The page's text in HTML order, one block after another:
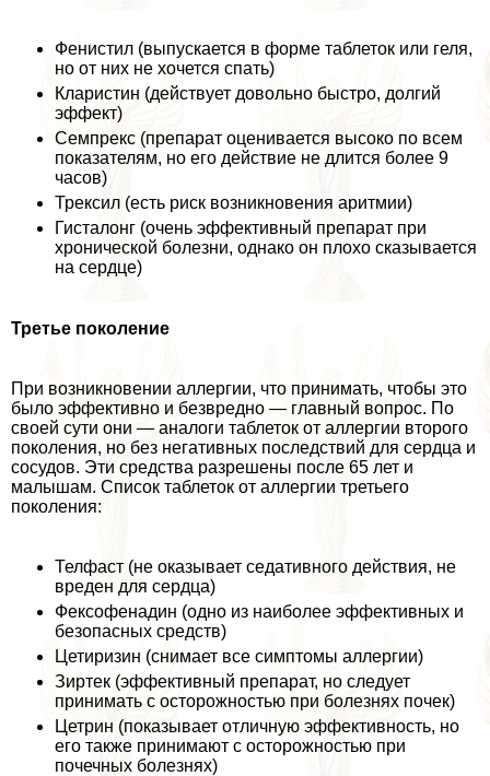
Фенистил (выпускается в форме таблеток или геля,
но от них не хочется спать)
Кларистин (действует довольно быстро, долгий
эффект)
Семпрекс (препарат оценивается высоко по всем
показателям, но его действие не длится более 9
часов)
Трексил (есть риск возникновения аритмии)
Гисталонг (очень эффективный препарат при
хронической болезни, однако он плохо сказывается
на сердце)
Третье поколение
При возникновении аллергии, что принимать, чтобы это
было эффективно и безвредно — главный вопрос. По
своей сути они — аналоги таблеток от аллергии второго
поколения, но без негативных последствий для сердца и
сосудов. Эти средства разрешены после 65 лет и
малышам. Список таблеток от аллергии третьего
поколения:
Телфаст (не оказывает седативного действия, не
вреден для сердца)
Фексофенадин (одно из наиболее эффективных и
безопасных средств)
Цетиризин (снимает все симптомы аллергии)
Зиртек (эффективный препарат, но следует
принимать с осторожностью при болезнях почек)
Цетрин (показывает отличную эффективность, но
его также принимают с осторожностью при
почечных болезнях)